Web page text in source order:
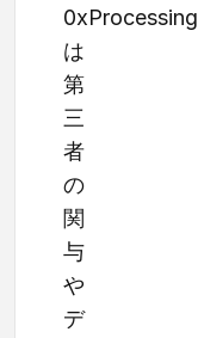
0xProcessing
は
第
三
者
の
関
与
や
デ